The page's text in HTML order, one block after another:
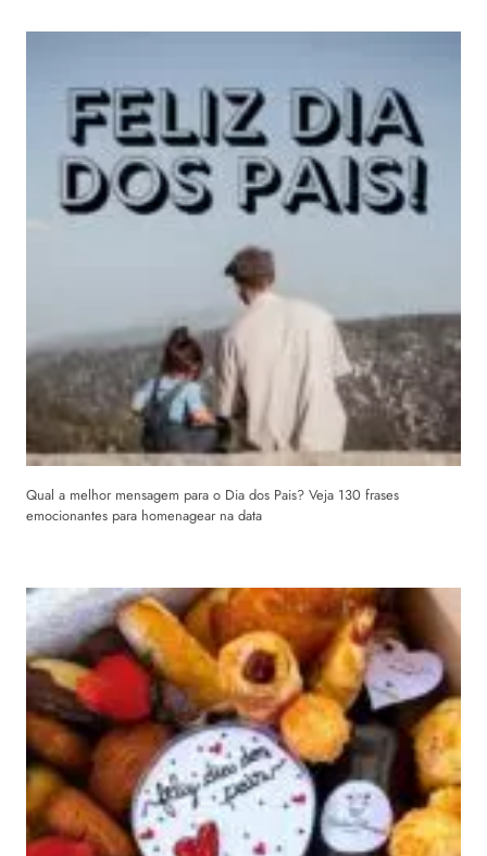
Qual a melhor mensagem para o Dia dos Pais? Veja 130 frases
emocionantes para homenagear na data